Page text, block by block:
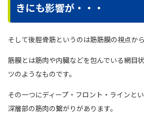
きにも影響が・・・
そして後脛骨筋というのは筋筋膜の視点か
筋膜とは筋肉や内臓などを包んでいる網目
ツのようなものです。
その一つにディープ・フロント・ラインと
深層部の筋肉の繋がりがあります。